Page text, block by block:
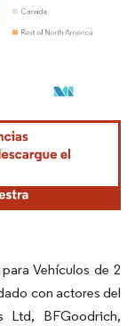
según CC BY 4.0.
Vehículos de 2
con actores del
Ltd, BFGoodrich,